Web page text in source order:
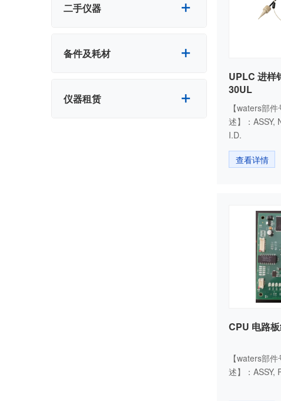
二手仪器
备件及耗材
仪器租赁
UPLC 进样
30UL
【waters部
述】：ASSY,
I.D.
查看详情
CPU 电路
【waters部
述】：ASSY,